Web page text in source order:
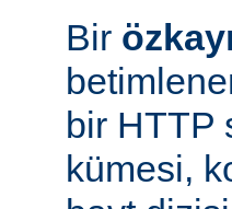
Bir
bir HTTP
kümesi,